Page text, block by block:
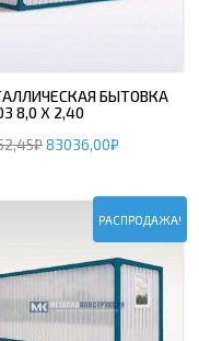
БЫТОВКА
8,0 Х 2,40
₽83036,00₽
РАСПРОДАЖА!